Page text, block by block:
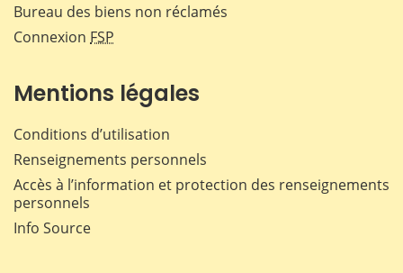
Bureau des biens non réclamés
Connexion FSP
Mentions légales
Conditions d’utilisation
Renseignements personnels
Accès à l’information et protection des renseignements
personnels
Info Source